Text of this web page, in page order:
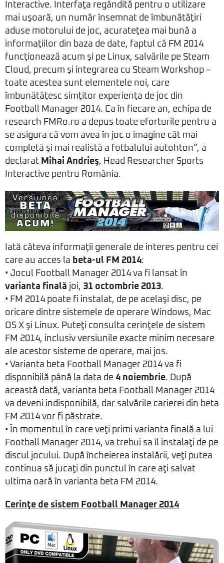
Interactive. Interfaţa regândită pentru o utilizare
mai uşoară, un număr însemnat de îmbunătăţiri
aduse motorului de joc, acurateţea mai bună a
informaţiilor din baza de date, faptul că FM 2014
funcţionează acum şi pe Linux, salvările pe Steam
Cloud, precum şi integrarea cu Steam Workshop –
toate acestea sunt elementele noi, care
îmbunătăţesc simţitor experienţa de joc din
Football Manager 2014. Ca în fiecare an, echipa de
research FMRo.ro a depus toate eforturile pentru a
se asigura că vom avea în joc o imagine cât mai
completă şi mai realistă a fotbalului autohton”, a
declarat Mihai Andrieş, Head Researcher Sports
Interactive pentru România.
Iată câteva informaţii generale de interes pentru cei
care au acces la beta-ul FM 2014:
• Jocul Football Manager 2014 va fi lansat în
varianta finală joi, 31 octombrie 2013.
• FM 2014 poate fi instalat, de pe acelaşi disc, pe
oricare dintre sistemele de operare Windows, Mac
OS X şi Linux. Puteţi consulta cerinţele de sistem
FM 2014, inclusiv versiunile exacte minim necesare
ale acestor sisteme de operare, mai jos.
• Varianta beta Football Manager 2014 va fi
disponibilă până la data de 4 noiembrie. După
această dată, varianta beta Football Manager 2014
va deveni indisponibilă, dar salvările carierei din beta
FM 2014 vor fi păstrate.
• În momentul în care veţi primi varianta finală a lui
Football Manager 2014, va trebui sa îl instalaţi de pe
discul jocului. După încheierea instalării, veţi putea
continua să jucaţi din punctul în care aţi salvat
ultima oară în varianta beta FM 2014.
Cerinţe de sistem Football Manager 2014